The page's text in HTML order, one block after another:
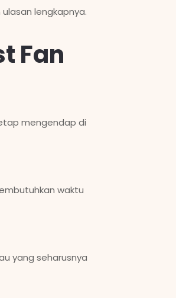
lengkapnya.
Fan
mengendap di
waktu
yang seharusnya